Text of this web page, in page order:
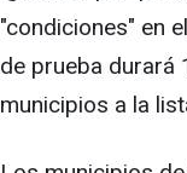
"condiciones" en
de prueba durará
municipios a la